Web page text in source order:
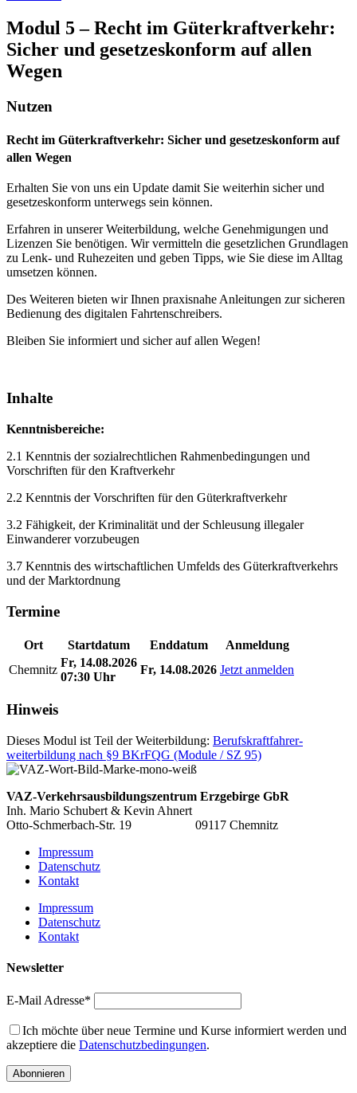
Modul 5 – Recht im Güterkraftverkehr:
Sicher und gesetzeskonform auf allen
Wegen
Nutzen
Recht im Güterkraftverkehr: Sicher und gesetzeskonform auf
allen Wegen
Erhalten Sie von uns ein Update damit Sie weiterhin sicher und
gesetzeskonform unterwegs sein können.
Erfahren in unserer Weiterbildung, welche Genehmigungen und
Lizenzen Sie benötigen. Wir vermitteln die gesetzlichen Grundlagen
zu Lenk- und Ruhezeiten und geben Tipps, wie Sie diese im Alltag
umsetzen können.
Des Weiteren bieten wir Ihnen praxisnahe Anleitungen zur sicheren
Bedienung des digitalen Fahrtenschreibers.
Bleiben Sie informiert und sicher auf allen Wegen!
Inhalte
Kenntnisbereiche:
2.1 Kenntnis der sozialrechtlichen Rahmenbedingungen und
Vorschriften für den Kraftverkehr
2.2 Kenntnis der Vorschriften für den Güterkraftverkehr
3.2 Fähigkeit, der Kriminalität und der Schleusung illegaler
Einwanderer vorzubeugen
3.7 Kenntnis des wirtschaftlichen Umfelds des Güterkraftverkehrs
und der Marktordnung
Termine
Ort Startdatum Enddatum
Anmeldung
Chemnitz
Fr, 14.08.2026
07:30 Uhr
Fr, 14.08.2026 Jetzt anmelden
Hinweis
Dieses Modul ist Teil der Weiterbildung: Berufskraftfahrer­
weiterbildung nach §9 BKrFQG (Module / SZ 95)
VAZ-Verkehrsausbildungszentrum Erzgebirge GbR
Inh. Mario Schubert & Kevin Ahnert
Otto-Schmerbach-Str. 19 09117 Chemnitz
Impressum
Datenschutz
Kontakt
Impressum
Datenschutz
Kontakt
Newsletter
E-Mail Adresse*
Ich möchte über neue Termine und Kurse informiert werden und
akzeptiere die Datenschutzbedingungen.